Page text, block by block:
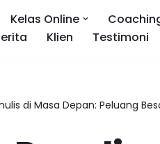
Kelas Online
Klien Testimoni
di Masa Depan: Peluang